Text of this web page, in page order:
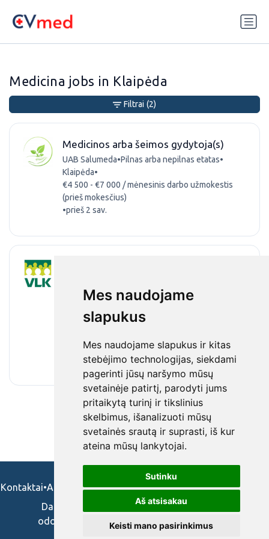
Mes naudojame
slapukus
Mes naudojame slapukus ir kitas
stebėjimo technologijas, siekdami
pagerinti jūsų naršymo mūsų
svetainėje patirtį, parodyti jums
pritaikytą turinį ir tikslinius
skelbimus, išanalizuoti mūsų
svetainės srautą ir suprasti, iš kur
ateina mūsų lankytojai.
Sutinku
Aš atsisakau
Keisti mano pasirinkimus
Medicina jobs in Klaipėda
Medicinos arba šeimos gydytoja(s)
UAB Salumeda•Pilnas arba nepilnas etatas•
Klaipėda•
€4 500 - €7 000 / mėnesinis darbo užmokestis
(prieš mokesčius)
•prieš 2 sav.
Valstybinė ligonių kasa prie Sveikatos apsaugos
Pilnas etatas•Klaipėda
(prieš mokesčius)
prieš 1 mėn.
Filtrai (2)
Kontaktai•Apie mus•Naudojimosi taisykės•Privatumo politika
Darbo skelbimai ir pasiūlymai: gydytojams,
odontologams, slaugytojams, veterinarams,